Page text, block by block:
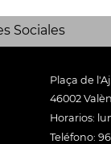
Sociales
Plaça de
46002
Horarios:
Teléfono: